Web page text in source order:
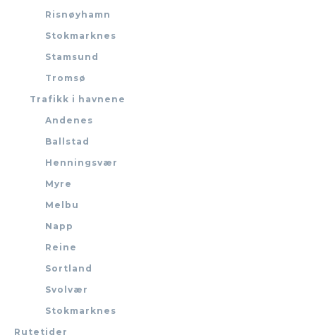
Risnøyhamn
Stokmarknes
Stamsund
Tromsø
Trafikk i havnene
Andenes
Ballstad
Henningsvær
Myre
Melbu
Napp
Reine
Sortland
Svolvær
Stokmarknes
Rutetider